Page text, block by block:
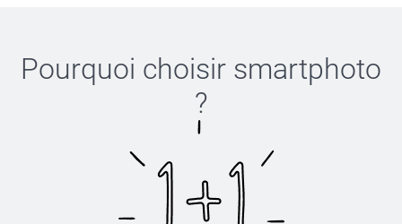
Pour commander des bons d'achat comme les bons
tout compris ou les packs photo
Pour une livraison en-dehors de la France
Pour un paiement avec facture et numéro de TVA
Pourquoi choisir smartphoto
?